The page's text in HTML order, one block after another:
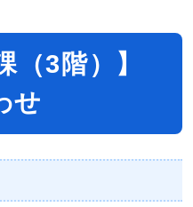
（3階）】
せ